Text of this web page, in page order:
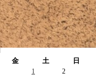
金 土
日
1
2